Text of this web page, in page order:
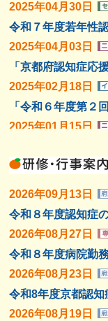
2025年04月30日
令和７年度若年性
2025年04月03日
「京都府認知症応
2025年02月18日
「令和６年度第２
2025年01月15日
2024年09月19日
「令和６年度第１
2024年09月10日
「京都府認知症応
2024年08月21日
アルツハイマー型
2024年08月19日
認知症カフェ運営
2026年09月13日
令和８年度認知症
2026年08月27日
令和８年度病院勤
2026年08月23日
令和8年度京都認
2026年08月19日